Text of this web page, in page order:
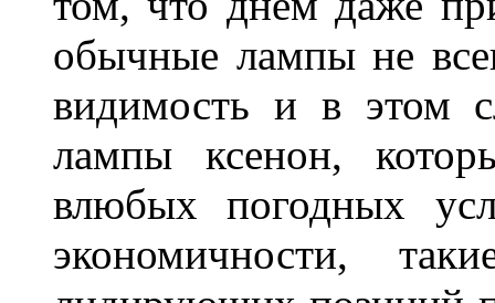
обычные лампы не
видимость и в этом
лампы ксенон,
влюбых погодных
экономичности,